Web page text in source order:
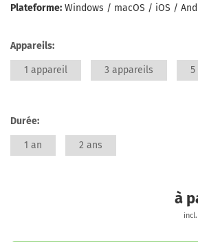
Plateforme: Windows / macOS / iOS /
Appareils:
1 appareil 3 appareils 5
Durée:
1 an 2 ans
à